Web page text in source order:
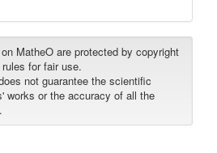
MatheO are protected by copyright
for fair use.
not guarantee the scientific
works or the accuracy of all the